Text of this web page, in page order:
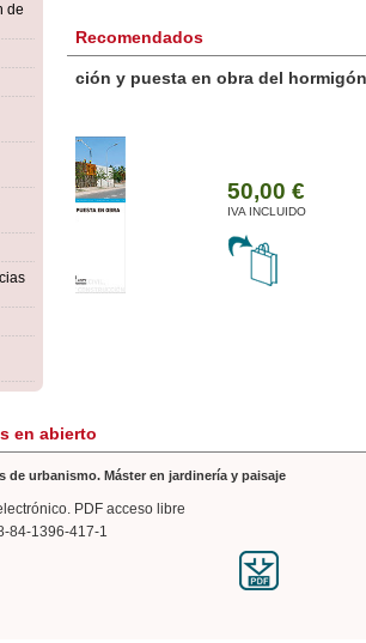
de
Recomendados
Botánica Agroalimentaria
35,00 €
IVA INCLUIDO
en abierto
de urbanismo. Máster en jardinería y paisaje
PDF acceso libre
84-1396-417-1